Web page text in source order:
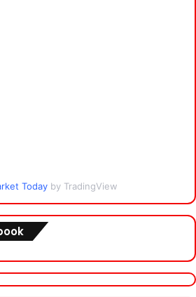
Today by TradingView